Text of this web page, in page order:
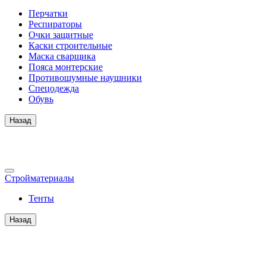
Перчатки
Респираторы
Очки защитные
Каски строительные
Маска сварщика
Пояса монтерские
Противошумные наушники
Спецодежда
Обувь
Назад
Стройматериалы
Тенты
Назад